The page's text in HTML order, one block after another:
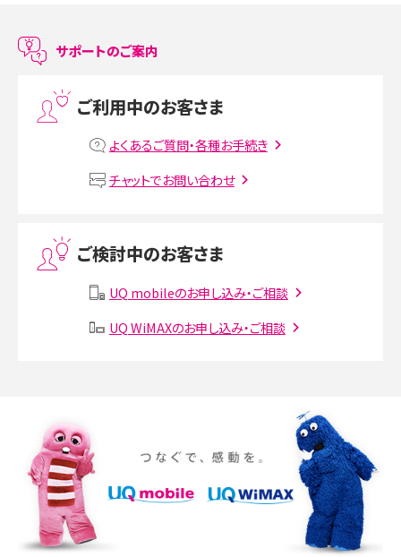
LINEで友だちを削除する方法は？方法ごとの影響や復活・復元する方法も解説
MNOとは？MVNOやMVNEとの違いやメリット・デメリットを解説
VPN接続とは？仕組みや必要性、メリット・デメリット、接続方法を解説
Instagram（インスタグラム）でスクショするとバレる？バレるケースや撮り方も解
SMSとは？料金やできること、注意点や届かない時の対処法を解説
iPhone 16eとiPhone SE（第3世代）の違いは？サイズやスペックを比較して解説
iPhone 16eとiPhone 14を徹底比較！スペック・機能の違いをわかりやすく紹介
iPhone 16シリーズのモデルを比較！価格・サイズ・カメラ性能の違いを徹底解説
iPhone 16とiPhone 15の違いは？カメラ・スペック・機能を徹底比較
サポートのご案内
ご利用中のお客さま
よくあるご質問・各種お手続き
チャットでお問い合わせ
ご検討中のお客さま
UQ mobileのお申し込み・ご相談
UQ WiMAXのお申し込み・ご相談